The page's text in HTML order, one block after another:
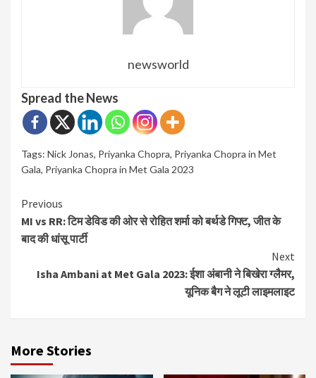
newsworld
Spread the News
Tags: Nick Jonas, Priyanka Chopra, Priyanka Chopra in Met
Gala, Priyanka Chopra in Met Gala 2023
Continue
Reading
Previous
MI vs RR: टिम डेविड की ओर से रोहित शर्मा को बर्थडे गिफ्ट, जीत के
बाद की धांसू पार्टी
Next
Isha Ambani at Met Gala 2023: ईशा अंबानी ने बिखेरा ग्लैमर,
यूनिक बैग ने लूटी लाइमलाइट
More Stories